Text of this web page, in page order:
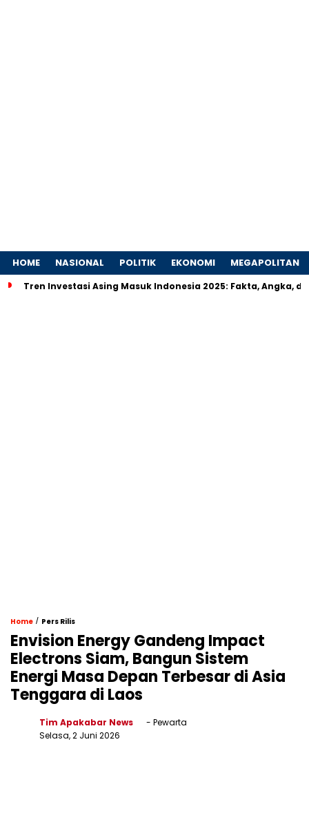
HOME NASIONAL POLITIK EKONOMI MEGAPOLITAN
Tren Investasi Asing Masuk Indonesia 2025: Fakta, Angka,
Home / Pers Rilis
Envision Energy Gandeng Impact
Electrons Siam, Bangun Sistem
Energi Masa Depan Terbesar di Asia
Tenggara di Laos
Tim Apakabar News
- Pewarta
Selasa, 2 Juni 2026